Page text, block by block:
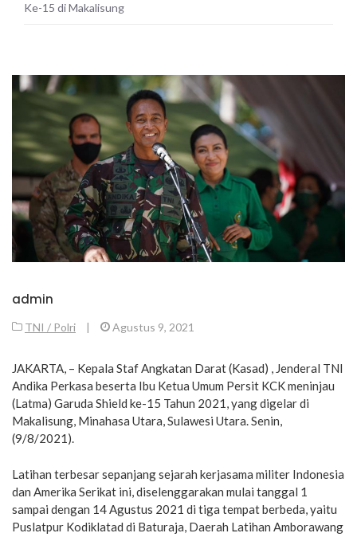
Ke-15 di Makalisung
admin
TNI / Polri | Agustus 9, 2021
JAKARTA, – Kepala Staf Angkatan Darat (Kasad) , Jenderal TNI
Andika Perkasa beserta Ibu Ketua Umum Persit KCK meninjau
(Latma) Garuda Shield ke-15 Tahun 2021, yang digelar di
Makalisung, Minahasa Utara, Sulawesi Utara. Senin,
(9/8/2021).
Latihan terbesar sepanjang sejarah kerjasama militer Indonesia
dan Amerika Serikat ini, diselenggarakan mulai tanggal 1
sampai dengan 14 Agustus 2021 di tiga tempat berbeda, yaitu
Puslatpur Kodiklatad di Baturaja, Daerah Latihan Amborawang